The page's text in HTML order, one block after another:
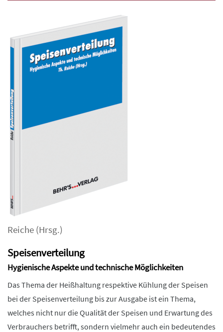
Reiche (Hrsg.)
Speisenverteilung
Hygienische Aspekte und technische Möglichkeiten
Das Thema der Heißhaltung respektive Kühlung der Speisen
bei der Speisenverteilung bis zur Ausgabe ist ein Thema,
welches nicht nur die Qualität der Speisen und Erwartung des
Verbrauchers betrifft, sondern vielmehr auch ein bedeutendes